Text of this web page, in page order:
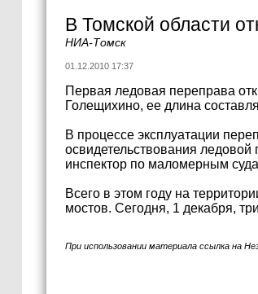
В Томской области
НИА-Томск
01.12.2010 17:37
Первая ледовая переправа
Голещихино, ее длина
В процессе эксплуатации
освидетельствования ледовой
инспектор по маломерным
Всего в этом году на
мостов. Сегодня, 1 декабря,
При использовании материала ссылка на